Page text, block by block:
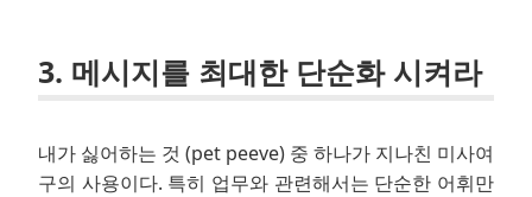
3. 메시지를 최대한 단순화 시켜라
내가 싫어하는 것 (pet peeve) 중 하나가 지나친 미사여
구의 사용이다. 특히 업무와 관련해서는 단순한 어휘만